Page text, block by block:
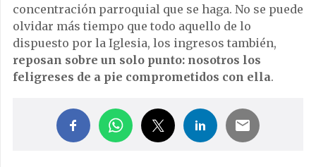
concentración parroquial que se haga. No se puede
olvidar más tiempo que todo aquello de lo
dispuesto por la Iglesia, los ingresos también,
reposan sobre un solo punto: nosotros los
feligreses de a pie comprometidos con ella.